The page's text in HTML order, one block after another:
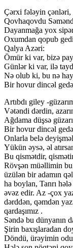
Çərxi fələyin çənləri,
Qovhaqovdu
Dayanmağa yox
Oxumdan qopub
Qalya Azəri:
Ömür ki var, bizə
Günlər ki var, ilə
Nə olub ki, bu nə
Bir hovur dincəl
Artıbdı giley -
Vətəndi dərdin,
Ağdama düşsə
Bir hovur dincəl
Onlarla belə
Yükün əysə, əl
Bu qismətdir,
Rövşən müəllimin
üzülən bir adamın
ha boylan, Tanrı
əvəz edir. Az -çox
dərddən, qəmdən
qardaşımız .
Səndə bu dünyanın
Şirin baxışlaradan
Döndü, ürəyimin odu